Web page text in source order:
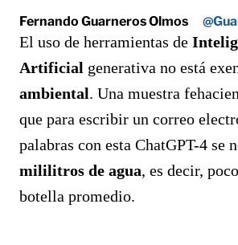
Fernando Guarneros Olmos
El uso de herramientas de
Artificial generativa no está
ambiental. Una muestra
que para escribir un correo
palabras con esta ChatGPT-4 se
mililitros de agua, es decir,
botella promedio.